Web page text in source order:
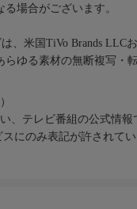
場合がございます。
、米国TiVo Brands
ゆる素材の無断複写・
、テレビ番組の公式情報
にのみ表記が許されてい